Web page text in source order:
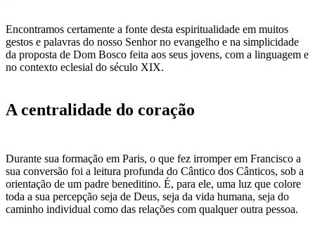
Encontramos certamente a fonte desta espiritualidade em muitos
gestos e palavras do nosso Senhor no evangelho e na simplicidade
da proposta de Dom Bosco feita aos seus jovens, com a linguagem e
no contexto eclesial do século XIX.
A centralidade do coração
Durante sua formação em Paris, o que fez irromper em Francisco a
sua conversão foi a leitura profunda do Cântico dos Cânticos, sob a
orientação de um padre beneditino. É, para ele, uma luz que colore
toda a sua percepção seja de Deus, seja da vida humana, seja do
caminho individual como das relações com qualquer outra pessoa.